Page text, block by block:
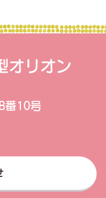
オリオン
番10号